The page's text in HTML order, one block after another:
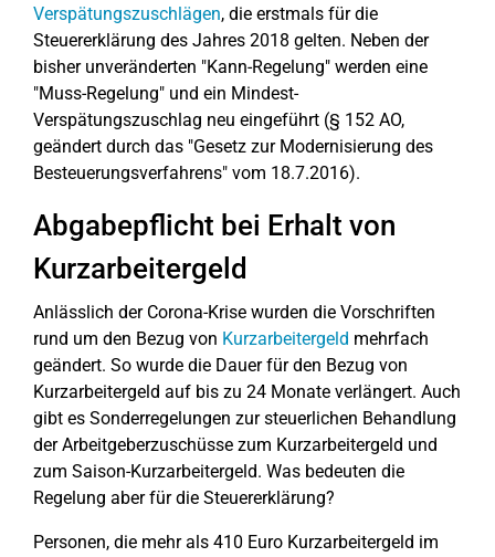
Verspätungszuschlägen, die erstmals für die
Steuererklärung des Jahres 2018 gelten. Neben der
bisher unveränderten "Kann-Regelung" werden eine
"Muss-Regelung" und ein Mindest-
Verspätungszuschlag neu eingeführt (§ 152 AO,
geändert durch das "Gesetz zur Modernisierung des
Besteuerungsverfahrens" vom 18.7.2016).
Abgabepflicht bei Erhalt von
Kurzarbeitergeld
Anlässlich der Corona-Krise wurden die Vorschriften
rund um den Bezug von Kurzarbeitergeld mehrfach
geändert. So wurde die Dauer für den Bezug von
Kurzarbeitergeld auf bis zu 24 Monate verlängert. Auch
gibt es Sonderregelungen zur steuerlichen Behandlung
der Arbeitgeberzuschüsse zum Kurzarbeitergeld und
zum Saison-Kurzarbeitergeld. Was bedeuten die
Regelung aber für die Steuererklärung?
Personen, die mehr als 410 Euro Kurzarbeitergeld im